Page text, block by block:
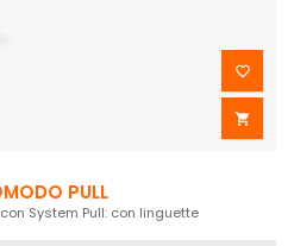


PULL
System Pull: con linguette